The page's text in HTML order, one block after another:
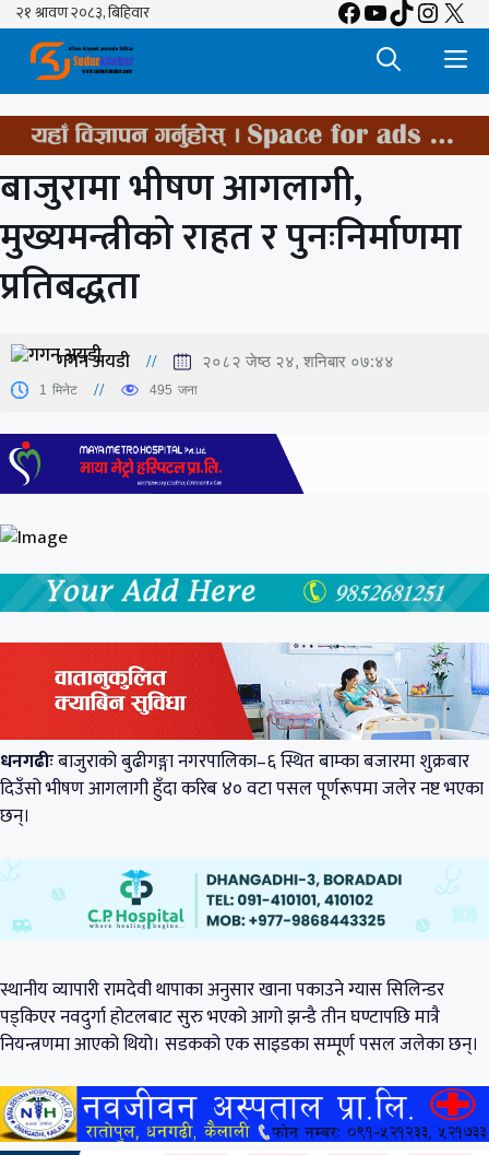
Skip
content
Facebook
YouTube
TikTok
X
बाजुरामा भीषण आगलागी,
मुख्यमन्त्रीको राहत र पुनःनिर्माणमा
प्रतिबद्धता
गगन अयडी २०८२ जेष्ठ २४, शनिबार ०७:४४
1 मिनेट 495 जना
धनगढीःबाजुराको बुढीगङ्गा नगरपालिका–६ स्थित बाम्का बजारमा शुक्रबार
दिउँसो भीषण आगलागी हुँदा करिब ४० वटा पसल पूर्णरूपमा जलेर नष्ट भएका
छन्।
स्थानीय व्यापारी रामदेवी थापाका अनुसार खाना पकाउने ग्यास सिलिन्डर
पड्किएर नवदुर्गा होटलबाट सुरु भएको आगो झन्डै तीन घण्टापछि मात्रै
नियन्त्रणमा आएको थियो। सडकको एक साइडका सम्पूर्ण पसल जलेका छन्।